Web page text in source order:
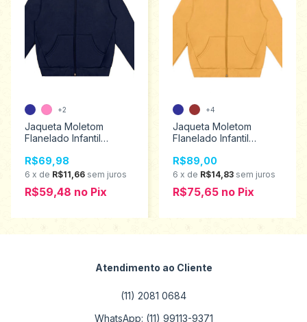
Jaqueta Moletom
Flanelado Infantil
1 ao 3 207894
R$69,98
6 x de R$11,66 sem juros
R$59,48 no Pix
+2
Jaqueta Moletom
Flanelado Infantil
10 ao 16 207894
R$89,00
6 x de R$14,83 sem juros
R$75,65 no Pix
+4
Atendimento ao Cliente
(11) 2081 0684
WhatsApp: (11) 99113-9371